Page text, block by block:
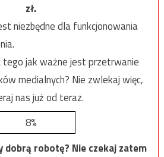
zł.
niezbędne dla funkcjonowania
jak ważne jest przetrwanie
medialnych? Nie zwlekaj więc,
nas już od teraz.
8%
dobrą robotę? Nie czekaj zatem